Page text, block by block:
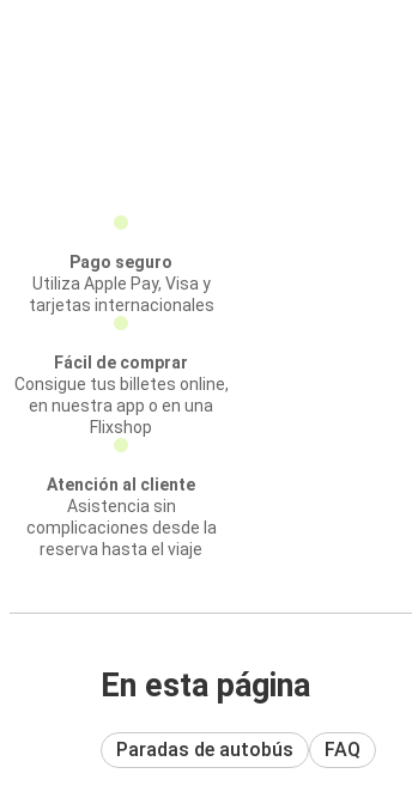
Pago seguro
Utiliza Apple Pay, Visa y
tarjetas internacionales
Fácil de comprar
Consigue tus billetes online,
en nuestra app o en una
Flixshop
Atención al cliente
Asistencia sin
complicaciones desde la
reserva hasta el viaje
En esta página
Paradas de autobús FAQ